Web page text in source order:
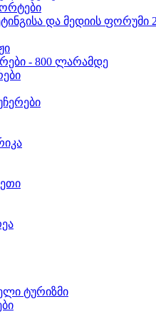
და მედიის ფორუმი
- 800 ლარამდე
ტურიზმი